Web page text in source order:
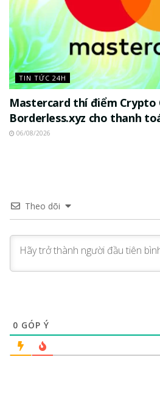
TIN TỨC 24H
Mastercard thí điểm Crypto
Borderless.xyz cho thanh
06/08/2026
Theo dõi
0 GÓP Ý